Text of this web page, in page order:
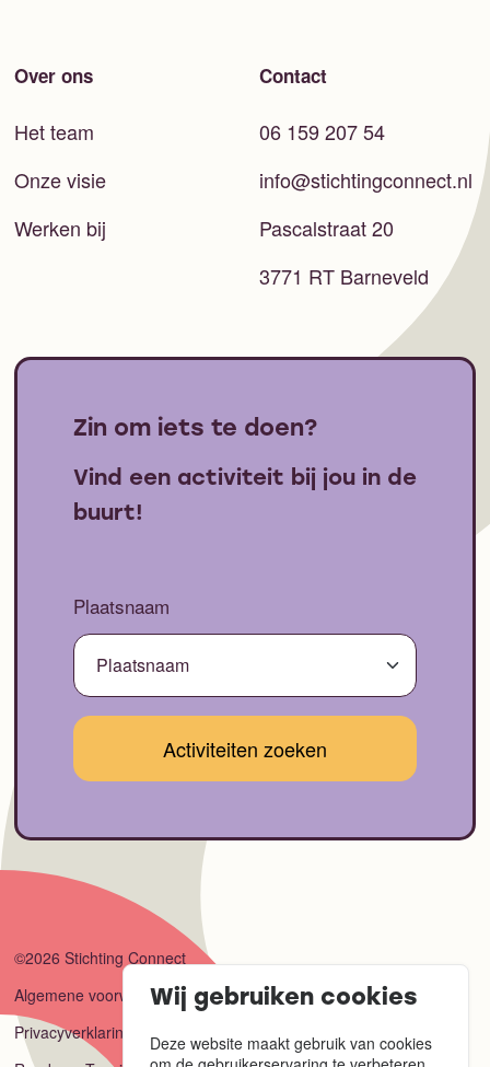
Over ons
Het team
Onze visie
Werken bij
Contact
06 159 207 54
info@stichtingconnect.nl
Pascalstraat 20
3771 RT Barneveld
Zin om iets te doen?
Vind een activiteit bij jou in de
buurt!
Plaatsnaam
©2026 Stichting Connect
Algemene voorwaarden
Privacyverklaring
Wij gebruiken cookies
Deze website maakt gebruik van cookies